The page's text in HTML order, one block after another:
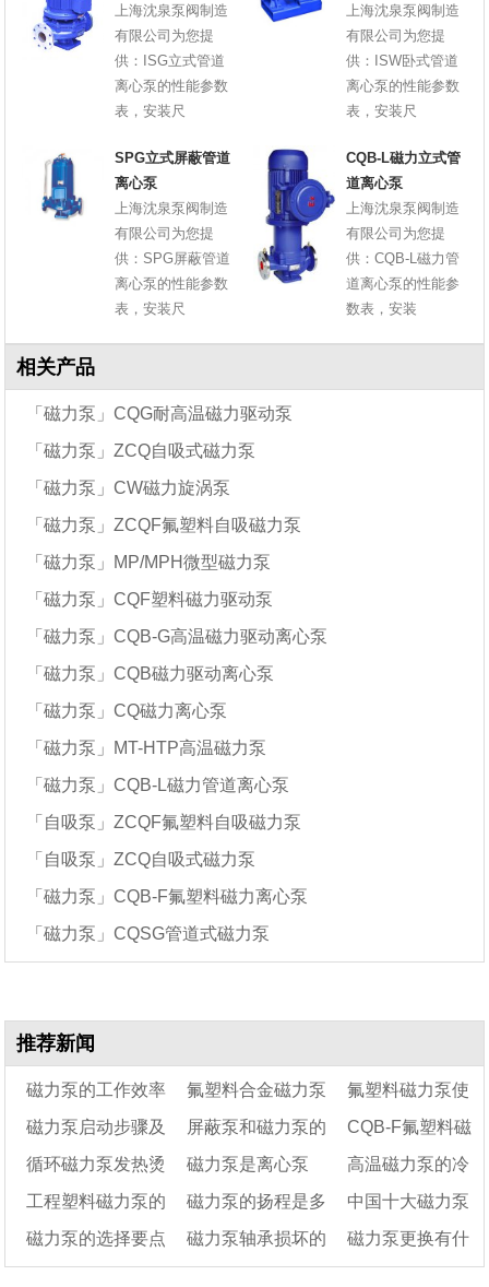
上海沈泉泵阀制造
有限公司为您提
供：ISG立式管道
离心泵的性能参数
表，安装尺
上海沈泉泵阀制造
有限公司为您提
供：ISW卧式管道
离心泵的性能参数
表，安装尺
SPG立式屏蔽管道
离心泵
上海沈泉泵阀制造
有限公司为您提
供：SPG屏蔽管道
离心泵的性能参数
表，安装尺
CQB-L磁力立式管
道离心泵
上海沈泉泵阀制造
有限公司为您提
供：CQB-L磁力管
道离心泵的性能参
数表，安装
相关产品
「磁力泵」CQG耐高温磁力驱动泵
「磁力泵」ZCQ自吸式磁力泵
「磁力泵」CW磁力旋涡泵
「磁力泵」ZCQF氟塑料自吸磁力泵
「磁力泵」MP/MPH微型磁力泵
「磁力泵」CQF塑料磁力驱动泵
「磁力泵」CQB-G高温磁力驱动离心泵
「磁力泵」CQB磁力驱动离心泵
「磁力泵」CQ磁力离心泵
「磁力泵」MT-HTP高温磁力泵
「磁力泵」CQB-L磁力管道离心泵
「自吸泵」ZCQF氟塑料自吸磁力泵
「自吸泵」ZCQ自吸式磁力泵
「磁力泵」CQB-F氟塑料磁力离心泵
「磁力泵」CQSG管道式磁力泵
推荐新闻
磁力泵的工作效率
一般是多少?
氟塑料合金磁力泵
用途有哪些
氟塑料磁力泵使
用注意事项
磁力泵启动步骤及
注意事项
屏蔽泵和磁力泵的
区别在哪
CQB-F氟塑料磁
力离心泵的工作原
理及结构图详解
循环磁力泵发热烫
手正常吗
磁力泵是离心泵
吗？在性能上又有什
么区别？
高温磁力泵的冷
却方法及结构图
工程塑料磁力泵的
工作原理及使用注意
磁力泵的扬程是多
少米
中国十大磁力泵
厂家
磁力泵的选择要点 磁力泵轴承损坏的 磁力泵更换有什